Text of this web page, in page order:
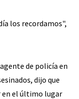
los recordamos",
de policía en
dijo que
en el último lugar